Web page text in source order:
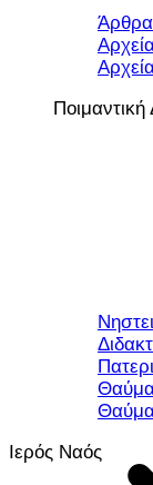
Άρθρα
Ποιμαντική
Ιερός Ναός